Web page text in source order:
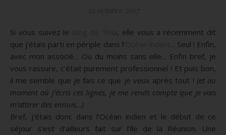
Si vous suivez le
, elle vous a récemment dit
que j’étais parti en périple dans l’
… Seul ! Enfin,
avec mon associé… Ou du moins sans elle… Enfin bref, je
vous rassure, c’était purement professionnel ! Et puis bon,
il me semble que je fais ce que je veux après tout ! (et au
moment où j’écris ces lignes, je me rends compte que je vais
m’attirer des ennuis…)
Bref, j’étais donc dans l’Océan indien et le début de ce
séjour s’est d’ailleurs fait sur l’île de la Réunion. Une